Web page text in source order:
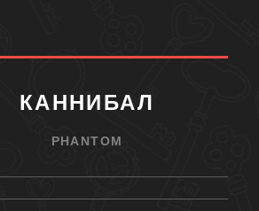
КАННИБАЛ
PHANTOM